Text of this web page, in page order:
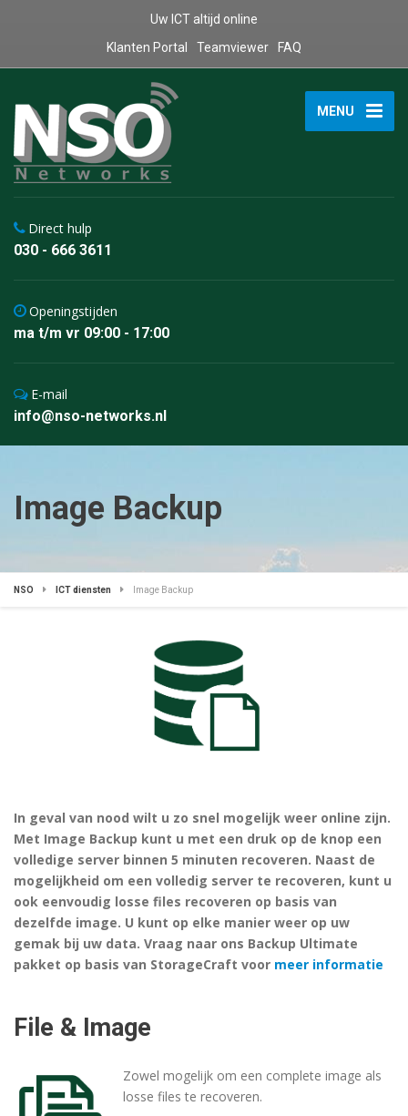
Uw ICT altijd online
Klanten Portal
Teamviewer FAQ
MENU
Direct hulp
030 - 666 3611
Openingstijden
ma t/m vr 09:00 - 17:00
E-mail
info@nso-networks.nl
Image Backup
NSO ICT diensten Image Backup
In geval van nood wilt u zo snel mogelijk weer online zijn.
Met Image Backup kunt u met een druk op de knop een
volledige server binnen 5 minuten recoveren. Naast de
mogelijkheid om een volledig server te recoveren, kunt u
ook eenvoudig losse files recoveren op basis van
dezelfde image. U kunt op elke manier weer op uw
gemak bij uw data. Vraag naar ons Backup Ultimate
pakket op basis van StorageCraft voor meer informatie
File & Image
Zowel mogelijk om een complete image als
losse files te recoveren.